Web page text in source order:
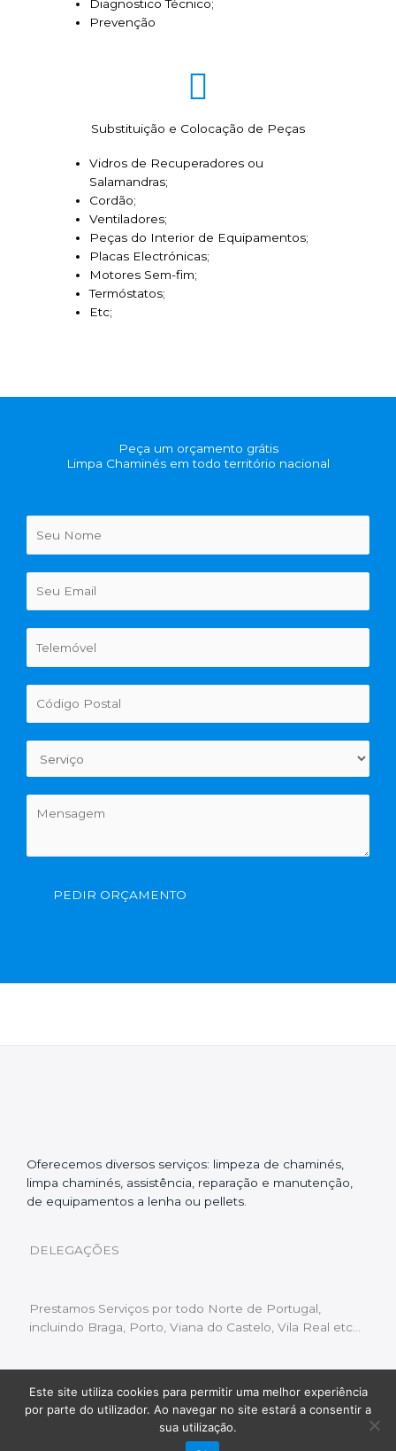
Diagnostico Técnico;
Prevenção
Substituição e Colocação de Peças
Vidros de Recuperadores ou
Salamandras;
Cordão;
Ventiladores;
Peças do Interior de Equipamentos;
Placas Electrónicas;
Motores Sem-fim;
Termóstatos;
Etc;
Peça um orçamento grátis
Limpa Chaminés em todo território nacional
PEDIR ORÇAMENTO
Oferecemos diversos serviços: limpeza de chaminés,
limpa chaminés, assistência, reparação e manutenção,
de equipamentos a lenha ou pellets.
DELEGAÇÕES
Prestamos Serviços por todo Norte de Portugal,
incluindo Braga, Porto, Viana do Castelo, Vila Real etc…
Livro de Reclamações | Política de Privacidade
Copyright © 2022 Limpeza Chaminés | Desenvolvido
Fluxo Digital – a inovar a web
Este site utiliza cookies para permitir uma melhor experiência
por parte do utilizador. Ao navegar no site estará a consentir a
sua utilização.